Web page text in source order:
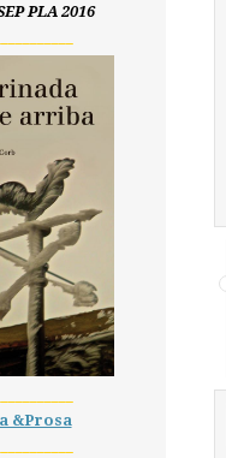
PLA 2016
&Prosa